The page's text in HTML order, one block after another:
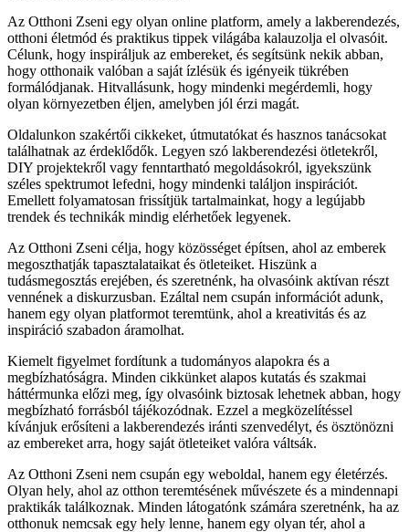
Az Otthoni Zseni egy olyan online platform, amely a lakberendezés,
otthoni életmód és praktikus tippek világába kalauzolja el olvasóit.
Célunk, hogy inspiráljuk az embereket, és segítsünk nekik abban,
hogy otthonaik valóban a saját ízlésük és igényeik tükrében
formálódjanak. Hitvallásunk, hogy mindenki megérdemli, hogy
olyan környezetben éljen, amelyben jól érzi magát.
Oldalunkon szakértői cikkeket, útmutatókat és hasznos tanácsokat
találhatnak az érdeklődők. Legyen szó lakberendezési ötletekről,
DIY projektekről vagy fenntartható megoldásokról, igyekszünk
széles spektrumot lefedni, hogy mindenki találjon inspirációt.
Emellett folyamatosan frissítjük tartalmainkat, hogy a legújabb
trendek és technikák mindig elérhetőek legyenek.
Az Otthoni Zseni célja, hogy közösséget építsen, ahol az emberek
megoszthatják tapasztalataikat és ötleteiket. Hiszünk a
tudásmegosztás erejében, és szeretnénk, ha olvasóink aktívan részt
vennének a diskurzusban. Ezáltal nem csupán információt adunk,
hanem egy olyan platformot teremtünk, ahol a kreativitás és az
inspiráció szabadon áramolhat.
Kiemelt figyelmet fordítunk a tudományos alapokra és a
megbízhatóságra. Minden cikkünket alapos kutatás és szakmai
háttérmunka előzi meg, így olvasóink biztosak lehetnek abban, hogy
megbízható forrásból tájékozódnak. Ezzel a megközelítéssel
kívánjuk erősíteni a lakberendezés iránti szenvedélyt, és ösztönözni
az embereket arra, hogy saját ötleteiket valóra váltsák.
Az Otthoni Zseni nem csupán egy weboldal, hanem egy életérzés.
Olyan hely, ahol az otthon teremtésének művészete és a mindennapi
praktikák találkoznak. Minden látogatónk számára szeretnénk, ha az
otthonuk nemcsak egy hely lenne, hanem egy olyan tér, ahol a